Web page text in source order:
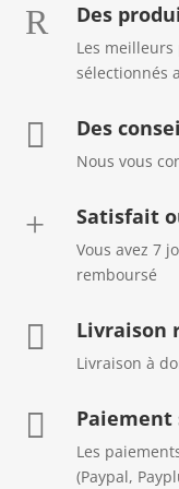
R Des
Les
sélectionnés
 Des
Nous vous
+ Satisfait
Vous avez 7
remboursé
 Livraison
Livraison à
 Paiement
Les
(Paypal,